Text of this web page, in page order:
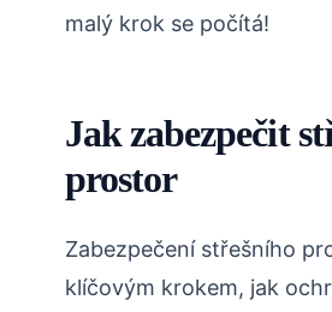
malý krok se počítá!
Jak zabezpečit
prostor
Zabezpečení střešního‍
klíčovým krokem, jak